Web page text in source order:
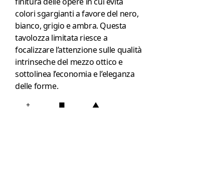
colori sgargianti a favore del nero,
bianco, grigio e ambra. Questa
tavolozza limitata riesce a
focalizzare l’attenzione sulle qualità
intrinseche del mezzo ottico e
sottolinea l’economia e l’eleganza
delle forme.
+ ■ ▲